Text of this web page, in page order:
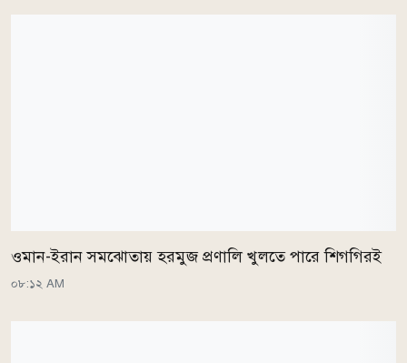
ওমান-ইরান সমঝোতায় হরমুজ প্রণালি খুলতে পারে শিগগিরই
০৮:১২ AM